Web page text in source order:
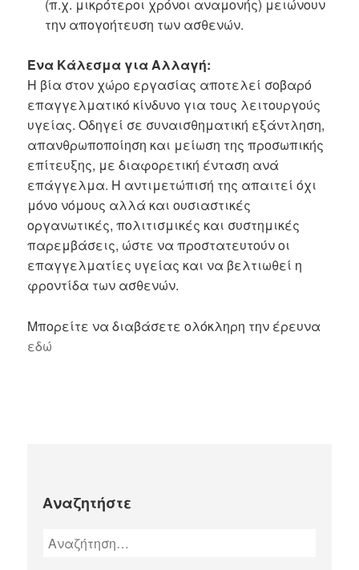
(π.χ. μικρότεροι χρόνοι αναμονής) μειώνουν
την απογοήτευση των ασθενών.
Ένα Κάλεσμα για Αλλαγή:
Η βία στον χώρο εργασίας αποτελεί σοβαρό
επαγγελματικό κίνδυνο για τους λειτουργούς
υγείας. Οδηγεί σε συναισθηματική εξάντληση,
απανθρωποποίηση και μείωση της προσωπικής
επίτευξης, με διαφορετική ένταση ανά
επάγγελμα. Η αντιμετώπισή της απαιτεί όχι
μόνο νόμους αλλά και ουσιαστικές
οργανωτικές, πολιτισμικές και συστημικές
παρεμβάσεις, ώστε να προστατευτούν οι
επαγγελματίες υγείας και να βελτιωθεί η
φροντίδα των ασθενών.
Μπορείτε να διαβάσετε ολόκληρη την έρευνα
εδώ
Αναζητήστε